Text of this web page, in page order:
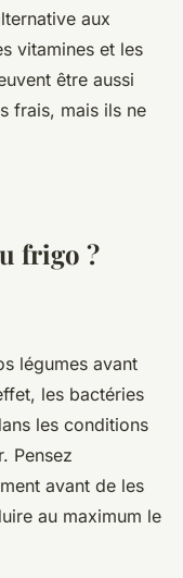
aux
vitamines et les
être aussi
frais, mais ils ne
frigo ?
légumes avant
les bactéries
les conditions
Pensez
avant de les
au maximum le